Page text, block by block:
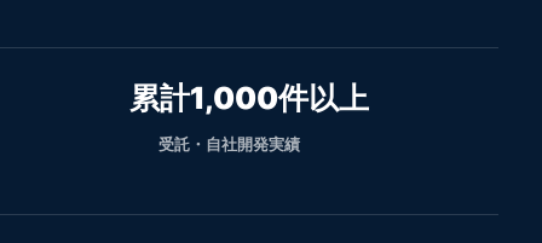
累計1,000件以上
受託・自社開発実績